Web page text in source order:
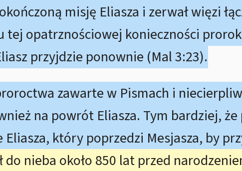
misję Eliasza i zerwał więzi
tej opatrznościowej konieczności
przyjdzie ponownie (Mal 3:23).
zawarte w Pismach i
na powrót Eliasza. Tym bardziej,
Eliasza, który poprzedzi Mesjasza, by
do nieba około 850 lat przed